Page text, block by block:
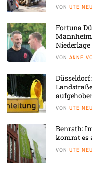
VON UTE
Fortuna
Mannheim
Niederlage
VON ANNE
VON UTE
Benrath:
kommt es
VON UTE